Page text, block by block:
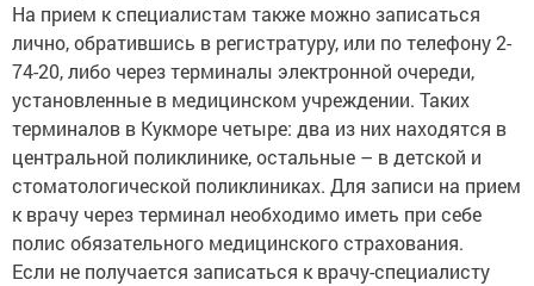
На прием к специалистам также можно записаться
лично, обратившись в регистратуру, или по телефону 2-
74-20, либо через терминалы электронной очереди,
установленные в медицинском учреждении. Таких
терминалов в Кукморе четыре: два из них находятся в
центральной поликлинике, остальные – в детской и
стоматологической поликлиниках. Для записи на прием
к врачу через терминал необходимо иметь при себе
полис обязательного медицинского страхования.
Если не получается записаться к врачу-специалисту